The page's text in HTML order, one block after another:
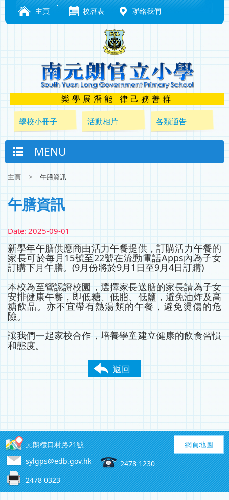
主頁 校曆表 聯絡我們
樂學展潛能 律己務善群
學校小冊子 活動相片 各類通告
MENU
主頁 > 午膳資訊
午膳資訊
Date: 2025-09-01
新學年午膳供應商由活力午餐提供，訂購活力午餐的
家長可於每月15號至22號在流動電話Apps內為子女
訂購下月午膳。(9月份將於9月1日至9月4日訂購)
本校為至營認證校園，選擇家長送膳的家長請為子女
安排健康午餐，即低糖、低脂、低鹽，避免油炸及高
糖飲品。亦不宜帶有熱湯類的午餐，避免燙傷的危
險。
讓我們一起家校合作，培養學童建立健康的飲食習慣
和態度。
返回
網頁地圖
元朗欖口村路21號
sylgps@edb.gov.hk
2478 1230
2478 0323